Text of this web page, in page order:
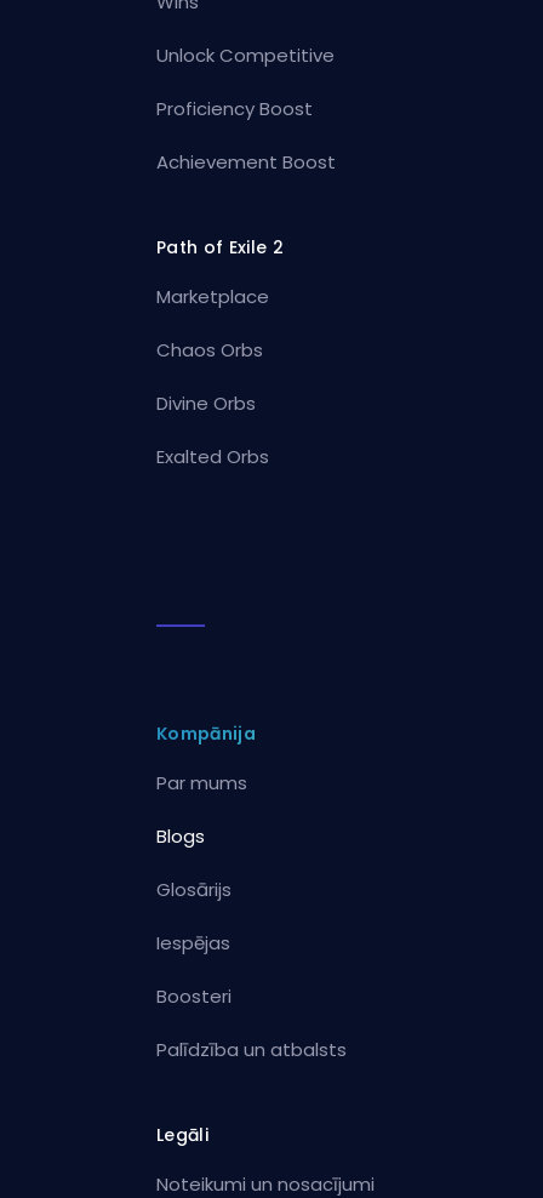
Unlock Competitive
Proficiency Boost
Achievement Boost
Path of Exile 2
Marketplace
Chaos Orbs
Divine Orbs
Exalted Orbs
Kompānija
Par mums
Blogs
Glosārijs
Iespējas
Boosteri
Palīdzība un atbalsts
Legāli
Noteikumi un nosacījumi